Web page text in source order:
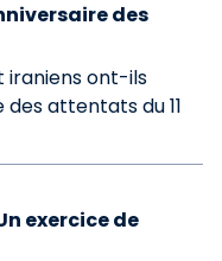
des
iraniens ont-ils
attentats du 11
exercice de